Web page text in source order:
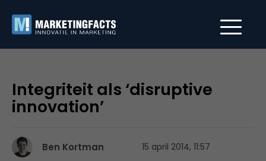
Integriteit als ‘disruptive
innovation’
Ben Kortman 15 april 2014, 11:57